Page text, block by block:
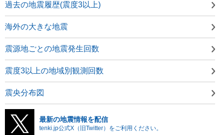
過去の地震履歴(震度3以上)
海外の大きな地震
震源地ごとの地震発生回数
震度3以上の地域別観測回数
震央分布図
最新の地震情報を配信
tenki.jp公式X（旧Twitter）をご利用ください。